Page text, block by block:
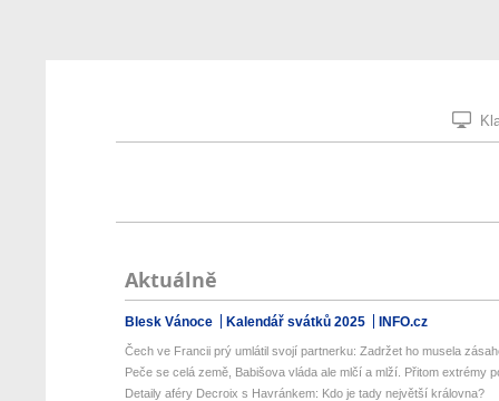
Aktuálně
Blesk Vánoce Kalendář svátků 2025 INFO.cz
Čech ve Francii prý umlátil svojí partnerku: Zadržet ho musela
Peče se celá země, Babišova vláda ale mlčí a mlží. Přitom extrémy
Detaily aféry Decroix s Havránkem: Kdo je tady největší královna?